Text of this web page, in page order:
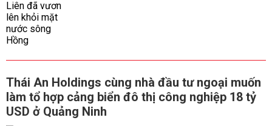
Thái An Holdings cùng nhà đầu tư ngoại muốn
làm tổ hợp cảng biển đô thị công nghiệp 18 tỷ
USD ở Quảng Ninh